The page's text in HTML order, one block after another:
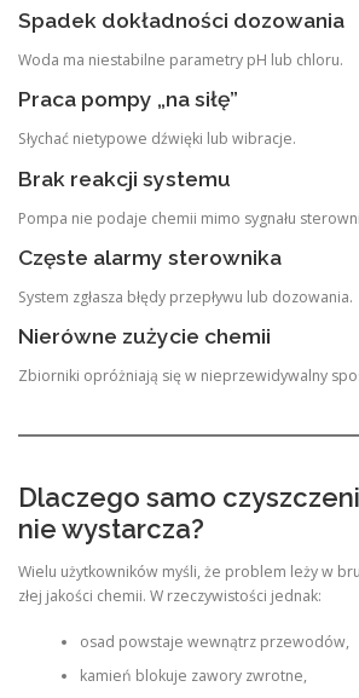
Spadek dokładności dozowania
Woda ma niestabilne parametry pH lub chloru.
Praca pompy „na siłę”
Słychać nietypowe dźwięki lub wibracje.
Brak reakcji systemu
Pompa nie podaje chemii mimo sygnału
Częste alarmy sterownika
System zgłasza błędy przepływu lub dozowania.
Nierówne zużycie chemii
Zbiorniki opróżniają się w nieprzewidywalny
Dlaczego samo
nie wystarcza?
Wielu użytkowników myśli, że problem leży w
złej jakości chemii. W rzeczywistości jednak:
osad powstaje wewnątrz przewodów,
kamień blokuje zawory zwrotne,